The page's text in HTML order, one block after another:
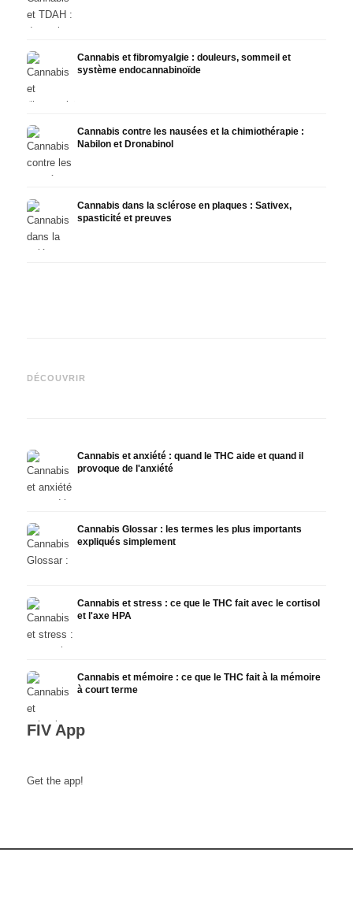
Cannabis et fibromyalgie : douleurs, sommeil et
système endocannabinoïde
Cannabis contre les nausées et la chimiothérapie :
Nabilon et Dronabinol
Cannabis dans la sclérose en plaques : Sativex,
spasticité et preuves
DÉCOUVRIR
CBD, Epidiolex et l'état actuel
Cannabis et anxiété : quand le THC aide et quand il
provoque de l'anxiété
Cannabis Glossar : les termes les plus importants
expliqués simplement
Cannabis et stress : ce que le THC fait avec le cortisol
et l'axe HPA
Cannabis et mémoire : ce que le THC fait à la mémoire
à court terme
FIV App
Get the app!